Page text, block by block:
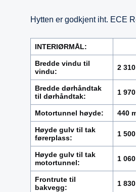
Hytten er godkjent iht. ECE
INTERIØRMÅL:
Bredde vindu til
vindu:
2
Bredde dørhåndtak
til dørhåndtak:
1
Motortunnel høyde: 440
Høyde gulv til tak
førerplass:
1
Høyde gulv til tak
motortunnel:
1
Frontrute til
bakvegg:
1